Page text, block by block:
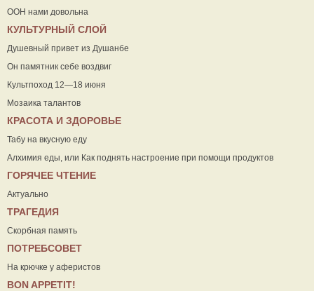
ООН нами довольна
КУЛЬТУРНЫЙ СЛОЙ
Душевный привет из Душанбе
Он памятник себе воздвиг
Культпоход 12—18 июня
Мозаика талантов
КРАСОТА И ЗДОРОВЬЕ
Табу на вкусную еду
Алхимия еды, или Как поднять настроение при помощи продуктов
ГОРЯЧЕЕ ЧТЕНИЕ
Актуально
ТРАГЕДИЯ
Скорбная память
ПОТРЕБСОВЕТ
На крючке у аферистов
ВON APPETIT!